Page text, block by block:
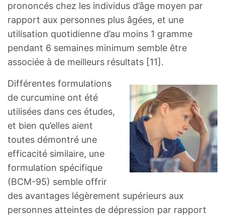
prononcés chez les individus d’âge moyen par
rapport aux personnes plus âgées, et une
utilisation quotidienne d’au moins 1 gramme
pendant 6 semaines minimum semble être
associée à de meilleurs résultats [11].
Différentes formulations
de curcumine ont été
utilisées dans ces études,
et bien qu’elles aient
toutes démontré une
efficacité similaire, une
formulation spécifique
(BCM-95) semble offrir
des avantages légèrement supérieurs aux
personnes atteintes de dépression par rapport